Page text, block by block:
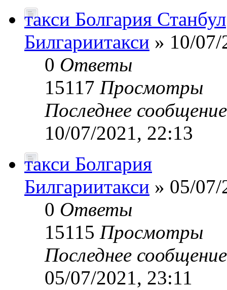
такси Болгария Станбул
Билгариитакси » 10/07/
0 Ответы
15117 Просмотры
Последнее
10/07/2021, 22:13
такси Болгария
Билгариитакси » 05/07/
0 Ответы
15115 Просмотры
Последнее
05/07/2021, 23:11